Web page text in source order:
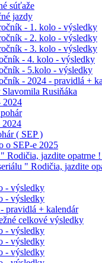
súťaže
jazdy
- 1. kolo - výsledky
- 2. kolo - výsledky
- 3. kolo - výsledky
- 4. kolo - výsledky
- 5.kolo - výsledky
- 2024 - pravidlá +
Rusiňáka
2024
2024
( SEP )
o SEP-e 2025
Rodičia, jazdite opatrne
" Rodičia, jazdite
- výsledky
- výsledky
pravidlá + kalendár
celkové výsledky
- výsledky
- výsledky
- výsledky